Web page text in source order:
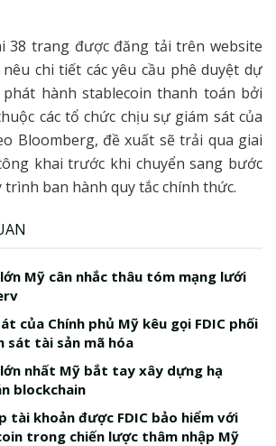
38 trang được đăng tải trên website
chi tiết các yêu cầu phê duyệt dự
hành stablecoin thanh toán bởi
các tổ chức chịu sự giám sát của
Bloomberg, đề xuất sẽ trải qua giai
khai trước khi chuyển sang bước
ban hành quy tắc chính thức.
Mỹ cân nhắc thâu tóm mạng lưới
của Chính phủ Mỹ kêu gọi FDIC phối
sát tài sản mã hóa
lớn nhất Mỹ bắt tay xây dựng hạ
blockchain
tài khoản được FDIC bảo hiểm với
trong chiến lược thâm nhập Mỹ